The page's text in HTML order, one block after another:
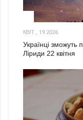
КВІТ., 19 2026
Українці зможуть
Ліриди 22 квітня